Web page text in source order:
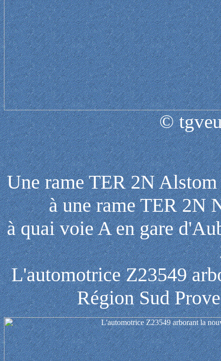
©
Une rame TER 2N
à une rame TER 2N
à quai voie A en gare
L'automotrice Z23549
Région Sud